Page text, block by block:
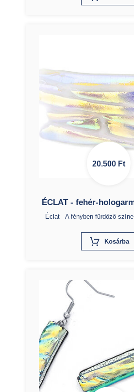
20.500 Ft
ÉCLAT - fehér-
Éclat - A fényben fürdőző
KosárbaX